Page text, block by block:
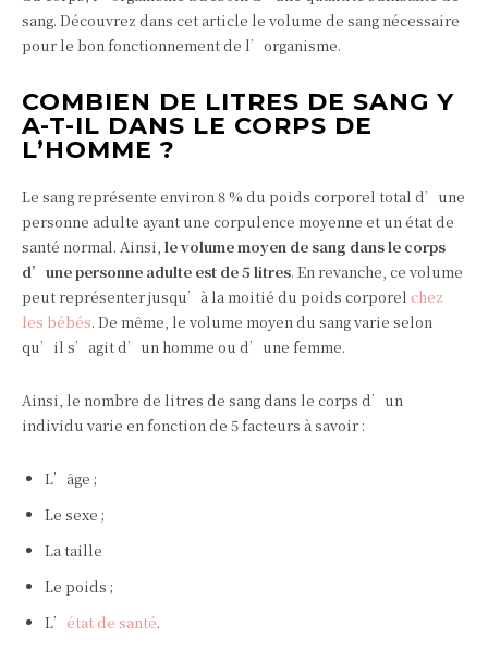
sang. Découvrez dans cet article le volume de sang nécessaire
pour le bon fonctionnement de l’organisme.
COMBIEN DE LITRES DE SANG Y
A-T-IL DANS LE CORPS DE
L’HOMME ?
Le sang représente environ 8 % du poids corporel total d’une
personne adulte ayant une corpulence moyenne et un état de
santé normal. Ainsi, le volume moyen de sang dans le corps
d’une personne adulte est de 5 litres. En revanche, ce volume
peut représenter jusqu’à la moitié du poids corporel chez
les bébés. De même, le volume moyen du sang varie selon
qu’il s’agit d’un homme ou d’une femme.
Ainsi, le nombre de litres de sang dans le corps d’un
individu varie en fonction de 5 facteurs à savoir :
L’âge ;
Le sexe ;
La taille
Le poids ;
L’ état de santé.